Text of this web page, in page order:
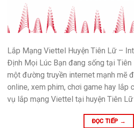
Lắp Mạng Viettel Huyện Tiên Lữ –
Định Mọi Lúc Bạn đang sống tại Tiên
một đường truyền internet mạnh mẽ
online, xem phim, chơi game hay lắp
vụ lắp mạng Viettel tại huyện Tiên Lữ
ĐỌC TIẾP →